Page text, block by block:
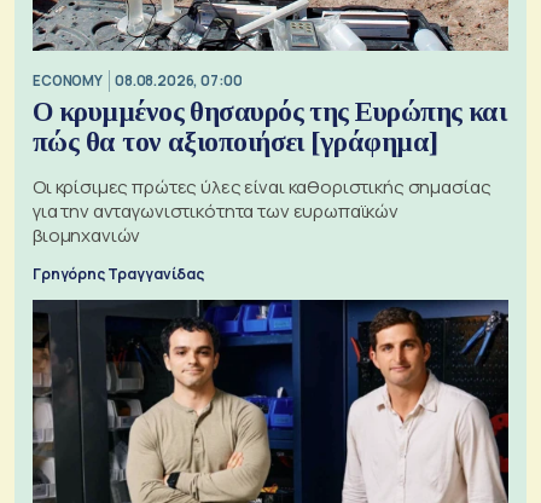
ECONOMY 08.08.2026, 07:00
Ο κρυμμένος θησαυρός της Ευρώπης και
πώς θα τον αξιοποιήσει [γράφημα]
Οι κρίσιμες πρώτες ύλες είναι καθοριστικής σημασίας
για την ανταγωνιστικότητα των ευρωπαϊκών
βιομηχανιών
Γρηγόρης Τραγγανίδας